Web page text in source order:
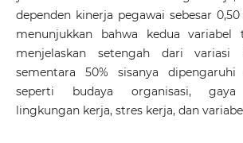
dependen kinerja pegawai sebesar
menunjukkan bahwa kedua variabel
menjelaskan setengah dari variasi
sementara 50% sisanya
seperti budaya organisasi, gaya
lingkungan kerja, stres kerja, dan